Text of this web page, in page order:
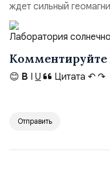
ждет сильный
Лаборатория
Комментируйте
😊 B I U Цитата ↶ ↷
Отправить